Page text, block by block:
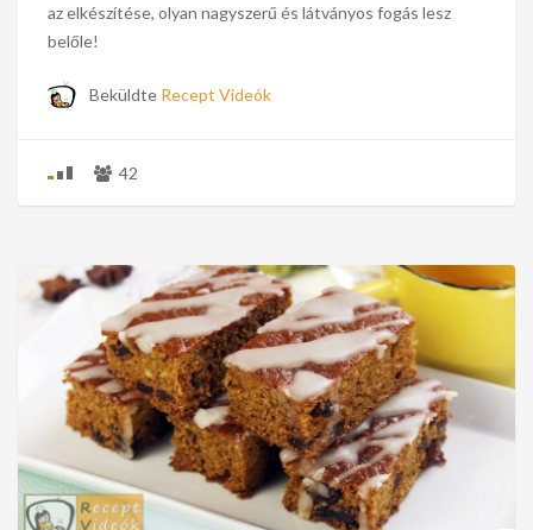
az elkészítése, olyan nagyszerű és látványos fogás lesz
belőle!
Beküldte Recept Videók
42